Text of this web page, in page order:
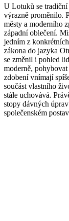
U Lotuků se tradiční
výrazně proměnilo.
městy a moderního
západní oblečení.
jedním z
zákona do jazyka
se změnil i pohled
moderně,
zdobení vnímají
součást vlastního
stále uchovává.
stopy dávných
společenském